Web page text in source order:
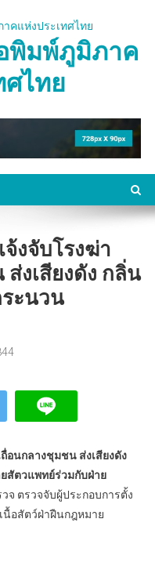
พิมพ์ภูมิภาค
ศไทย
งจับโรงฆ่า
งเสียงดัง กลิ่น
ะนวน
อนกลางชุมชน ส่งเสียงดัง
สัตวแพทย์ร่วมกับฝ่าย
จ ตรวจจับผู้ประกอบการตั้ง
นื้อสัตว์ฝ่าฝืนกฎหมาย